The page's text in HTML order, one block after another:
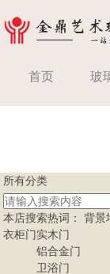
首页 玻
所有分类
本店搜索热词：背景
衣柜门实木门
铝合金门
卫浴门